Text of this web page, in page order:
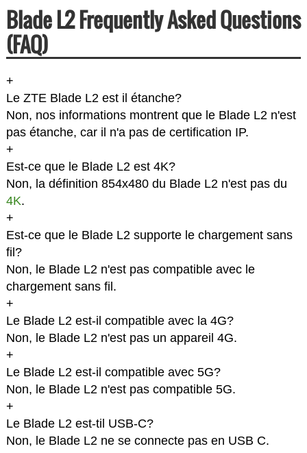
Blade L2 Frequently Asked Questions
(FAQ)
+
Le ZTE Blade L2 est il étanche?
Non, nos informations montrent que le Blade L2 n'est
pas étanche, car il n'a pas de certification IP.
+
Est-ce que le Blade L2 est 4K?
Non, la définition 854x480 du Blade L2 n'est pas du
4K.
+
Est-ce que le Blade L2 supporte le chargement sans
fil?
Non, le Blade L2 n'est pas compatible avec le
chargement sans fil.
+
Le Blade L2 est-il compatible avec la 4G?
Non, le Blade L2 n'est pas un appareil 4G.
+
Le Blade L2 est-il compatible avec 5G?
Non, le Blade L2 n'est pas compatible 5G.
+
Le Blade L2 est-til USB-C?
Non, le Blade L2 ne se connecte pas en USB C.